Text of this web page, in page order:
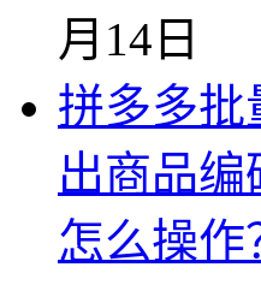
月14日
拼多多批
出商品编
怎么操作